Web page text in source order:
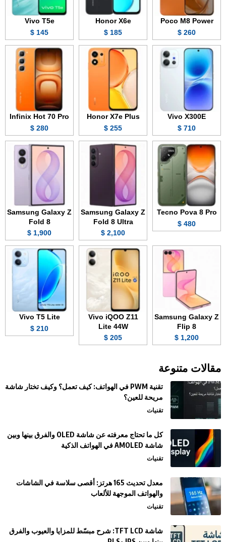
Poco M8 Power
260 $
Honor X6e
185 $
Vivo T5e
145 $
Vivo X300E
710 $
Honor X7e Plus
255 $
Infinix Hot 70 Pro
280 $
Tecno Pova 8 Pro
480 $
Samsung Galaxy Z
Fold 8 Ultra
2,100 $
Samsung Galaxy Z
Fold 8
1,900 $
Samsung Galaxy Z
Flip 8
1,200 $
Vivo iQOO Z11
Lite 44W
205 $
Vivo T5 Lite
210 $
مقالات متنوعة
تقنية PWM في الهواتف: كيف تعمل؟ وكيف تختار شاشة
مريحة للعين؟
تقنيات
كل ما تحتاج معرفته عن شاشة OLED والفرق بينها وبين
شاشة AMOLED في الهواتف الذكية
تقنيات
معدل تحديث 165 هرتز: أقصى سلاسة في الشاشات
والهواتف الموجهة للألعاب
تقنيات
شاشة TFT LCD: شرح مبسّط للمزايا والعيوب والفرق